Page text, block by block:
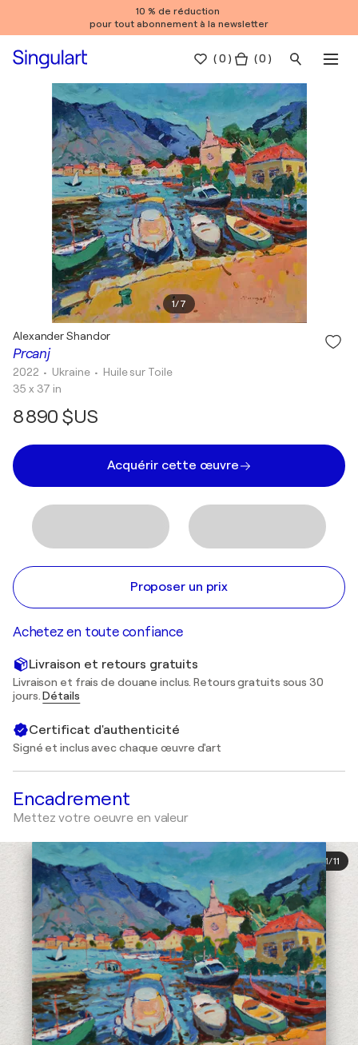
10 % de réduction
pour tout abonnement à la newsletter
(0 ) ( 0 )
1/7
Prcanj
Alexander Shandor
2022 • Ukraine • Huile sur Toile
35 x 37 in
8 890 $US
Acquérir cette œuvre
Proposer un prix
Achetez en toute confiance
Livraison et retours gratuits
Livraison et frais de douane inclus. Retours gratuits sous 30
jours.Détails
Certificat d'authenticité
Signé et inclus avec chaque œuvre d'art
Encadrement
Mettez votre oeuvre en valeur
1/11